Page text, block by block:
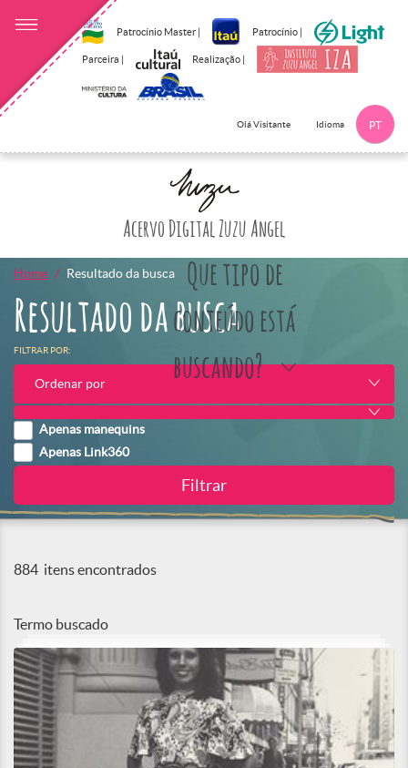
Patrocínio Master | Patrocínio |
Parceira | Realização |
Olá Visitante Idioma PT
Acervo Digital Zuzu Angel
Que tipo de
conteúdo está
buscando?
Home Resultado da busca
Resultado da busca
FILTRAR POR:
Ordenar por
Apenas manequins
Apenas Link360
884 itens encontrados
Termo buscado